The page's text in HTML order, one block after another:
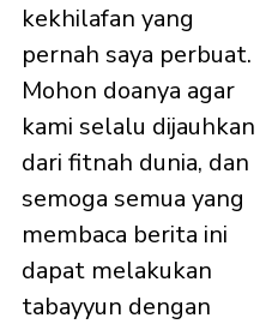
kekhilafan yang
pernah saya perbuat.
Mohon doanya agar
kami selalu dijauhkan
dari fitnah dunia, dan
semoga semua yang
membaca berita ini
dapat melakukan
tabayyun dengan